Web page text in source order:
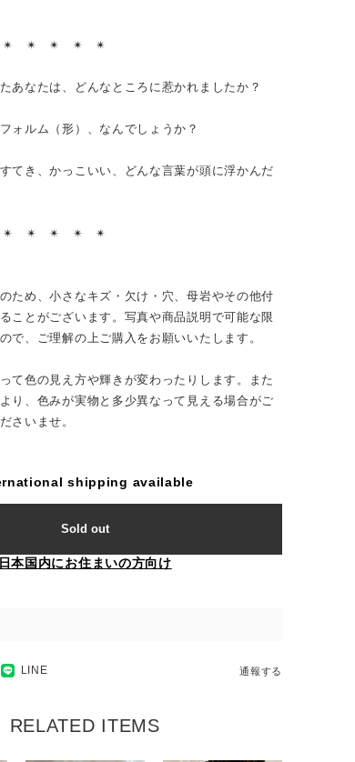
✴︎ ✴︎ ✴︎ ✴︎
あなたは、どんなところに惹かれましたか？
ォルム（形）、なんでしょうか？
てき、かっこいい、どんな言葉が頭に浮かんだ
✴︎ ✴︎ ✴︎ ✴︎
ため、小さなキズ・欠け・穴、母岩やその他付
ことがございます。写真や商品説明で可能な限
で、ご理解の上ご購入をお願いいたします。
て色の見え方や輝きが変わったりします。また
り、色みが実物と多少異なって見える場合がご
さいませ。
shipping available
Sold out
日本国内にお住まいの方向け
LINE 通報する
RELATED ITEMS